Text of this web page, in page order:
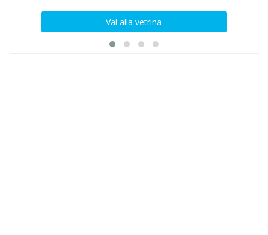
Vai alla vetrina